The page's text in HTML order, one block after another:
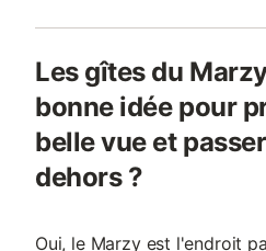
Les gîtes du
bonne idée pour
belle vue et
dehors ?
Oui, le Marzy est l'endroit